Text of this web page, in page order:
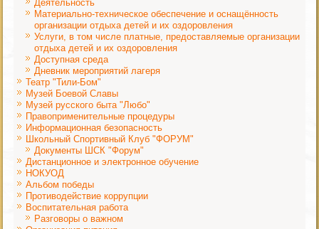
Деятельность
Материально-техническое обеспечение и оснащённость
организации отдыха детей и их оздоровления
Услуги, в том числе платные, предоставляемые организации
отдыха детей и их оздоровления
Доступная среда
Дневник мероприятий лагеря
Театр "Тили-Бом"
Музей Боевой Славы
Музей русского быта "Любо"
Правоприменительные процедуры
Информационная безопасность
Школьный Спортивный Клуб "ФОРУМ"
Документы ШСК "Форум"
Дистанционное и электронное обучение
НОКУОД
Альбом победы
Противодействие коррупции
Воспитательная работа
Разговоры о важном